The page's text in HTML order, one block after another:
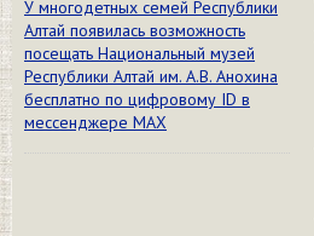
У многодетных семей Республики
Алтай появилась возможность
посещать Национальный музей
Республики Алтай им. А.В. Анохина
бесплатно по цифровому ID в
мессенджере МАХ